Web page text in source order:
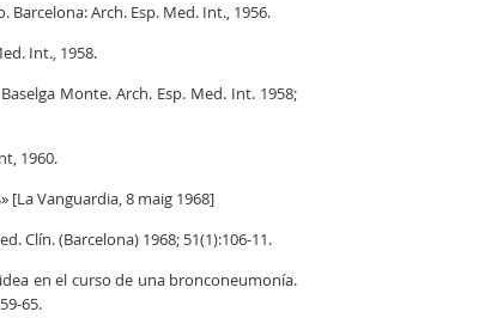
Arch. Esp. Med. Int., 1956.
Int., 1958.
Monte. Arch. Esp. Med. Int. 1958;
1960.
[La Vanguardia, 8 maig 1968]
Clín. (Barcelona) 1968; 51(1):106-11.
en el curso de una bronconeumonía.
65.